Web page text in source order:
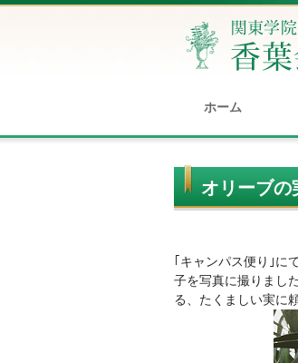
ホーム
オリーブの
｢キャンパス便り｣
子を写真に撮りまし
る、たくましい実に